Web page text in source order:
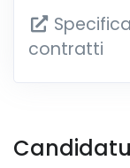
contratti